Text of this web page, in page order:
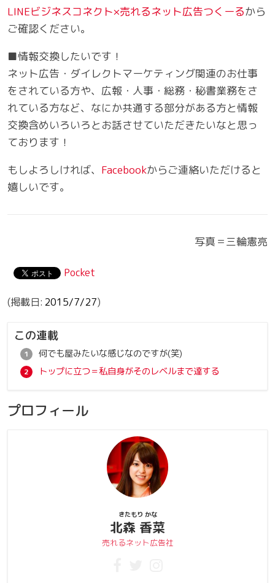
LINEビジネスコネクト×売れるネット広告つくーるから
ご確認ください。
■情報交換したいです！
ネット広告・ダイレクトマーケティング関連のお仕事
をされている方や、広報・人事・総務・秘書業務をさ
れている方など、なにか共通する部分がある方と情報
交換含めいろいろとお話させていただきたいなと思っ
ております！
もしよろしければ、 Facebookからご連絡いただけると
嬉しいです。
写真＝三輪憲亮
Pocket
2015/7/27
この連載
何でも屋みたいな感じなのですが(笑)
トップに立つ＝私自身がそのレベルまで達する
プロフィール
北森 香菜
きたもり かな
売れるネット広告社